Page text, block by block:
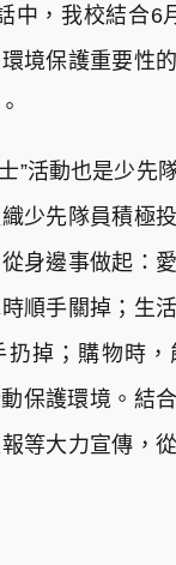
中，我校結合6
境保護重要性
”活動也是少先
少先隊員積極
身邊事做起：
順手關掉；生
扔掉；購物時
保護環境。結
等大力宣傳，